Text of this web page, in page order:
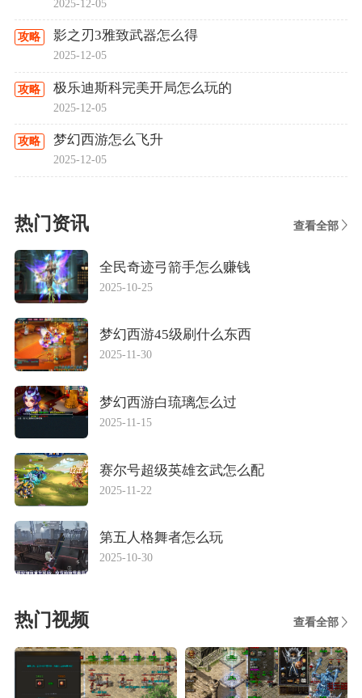
2025-12-05
攻略 影之刃3雅致武器怎么得
2025-12-05
攻略 极乐迪斯科完美开局怎么玩的
2025-12-05
攻略 梦幻西游怎么飞升
2025-12-05
热门资讯 查看全部
全民奇迹弓箭手怎么赚钱
2025-10-25
梦幻西游45级刷什么东西
2025-11-30
梦幻西游白琉璃怎么过
2025-11-15
赛尔号超级英雄玄武怎么配
2025-11-22
第五人格舞者怎么玩
2025-10-30
热门视频 查看全部